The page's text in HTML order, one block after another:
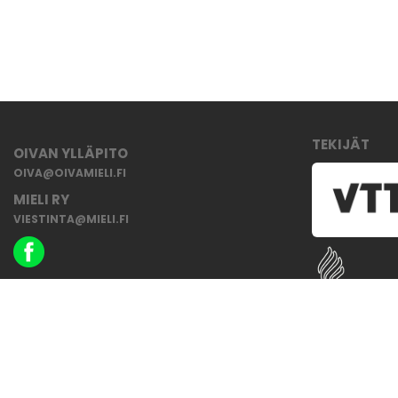
OIVAN YLLÄPITO
OIVA@OIVAMIELI.FI
MIELI RY
VIESTINTA@MIELI.FI
TEKIJÄT